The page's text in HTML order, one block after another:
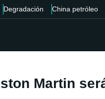
Degradación China petróleo
Martin